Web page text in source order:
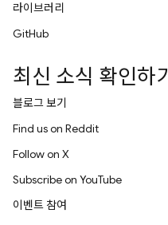
라이브러리
GitHub
최신 소식 확인하기
블로그 보기
Find us on Reddit
Follow on X
Subscribe on YouTube
이벤트 참여